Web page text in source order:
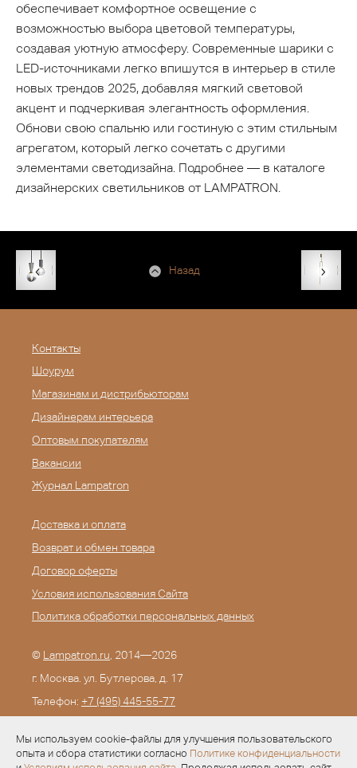
Мы используем cookie-файлы для улучшения пользовательского
опыта и сбора статистики согласно Политике конфиденциальности
обеспечивает комфортное освещение с
возможностью выбора цветовой температуры,
создавая уютную атмосферу. Современные шарики с
LED-источниками легко впишутся в интерьер в стиле
новых трендов 2025, добавляя мягкий световой
акцент и подчеркивая элегантность оформления.
Обнови свою спальню или гостиную с этим стильным
агрегатом, который легко сочетать с другими
элементами светодизайна. Подробнее — в каталоге
дизайнерских светильников от LAMPATRON.
Назад
Контакты
Шоурум
Магазинам и дистрибьюторам
Дизайнерам интерьера
Оптовым покупателям
Вакансии
Журнал Lampatron
Доставка и оплата
Возврат и обмен товара
Договор оферты
Условия использования Сайта
Политика обработки персональных данных
© Lampatron.ru, 2014—2026
г. Москва. ул. Бутлерова, д. 17
Телефон: +7 (495) 445-55-77